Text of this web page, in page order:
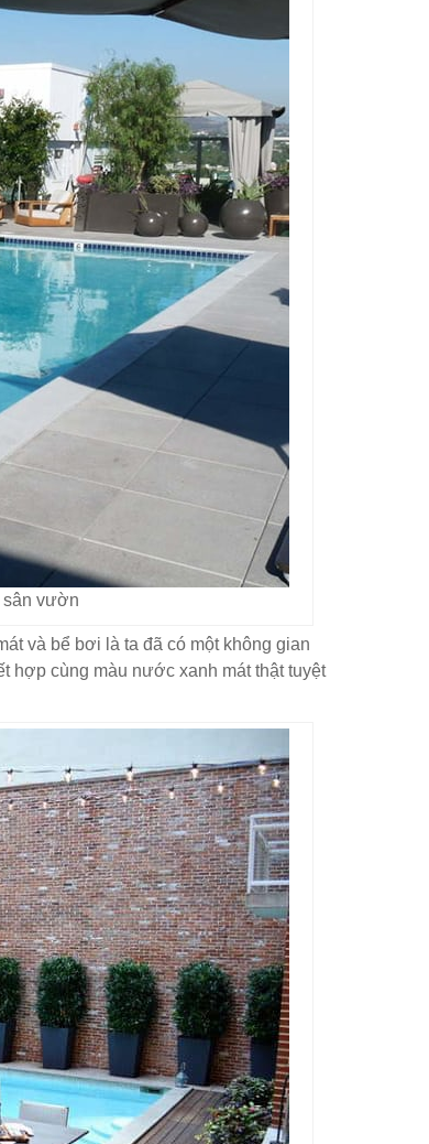
sân vườn
và bể bơi là ta đã có một không gian
hợp cùng màu nước xanh mát thật tuyệt